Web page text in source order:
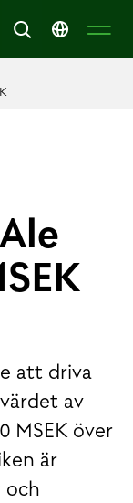
att driva
av
MSEK över
är
och